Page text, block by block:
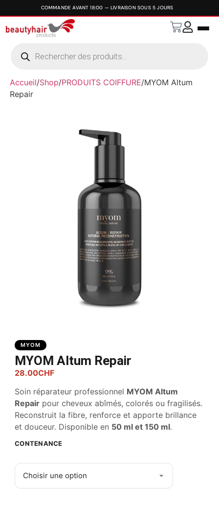
Accueil/Shop/PRODUITS COIFFURE/MYOM Altum
Repair
MYOM
MYOM Altum Repair
28.00CHF
Soin réparateur professionnel MYOM Altum
Repair pour cheveux abîmés, colorés ou fragilisés.
Reconstruit la fibre, renforce et apporte brillance
et douceur. Disponible en 50 ml et 150 ml.
CONTENANCE
Choisir une option